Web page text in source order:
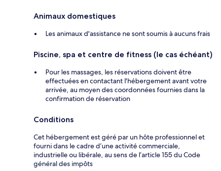
Animaux domestiques
Les animaux d'assistance ne sont soumis à aucuns frais
Piscine, spa et centre de fitness (le cas échéant)
Pour les massages, les réservations doivent être
effectuées en contactant l'hébergement avant votre
arrivée, au moyen des coordonnées fournies dans la
confirmation de réservation
Conditions
Cet hébergement est géré par un hôte professionnel et
fourni dans le cadre d’une activité commerciale,
industrielle ou libérale, au sens de l’article 155 du Code
général des impôts